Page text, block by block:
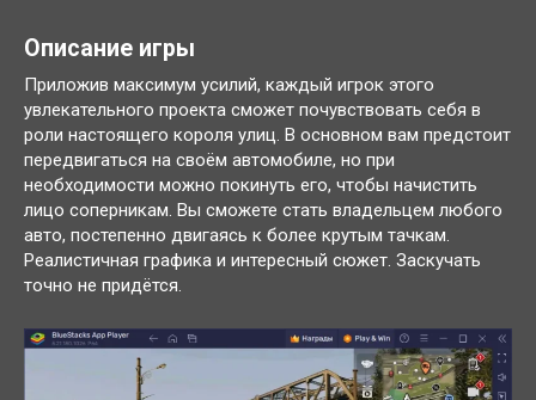
Описание игры
Приложив максимум усилий, каждый игрок этого
увлекательного проекта сможет почувствовать себя в
роли настоящего короля улиц. В основном вам предстоит
передвигаться на своём автомобиле, но при
необходимости можно покинуть его, чтобы начистить
лицо соперникам. Вы сможете стать владельцем любого
авто, постепенно двигаясь к более крутым тачкам.
Реалистичная графика и интересный сюжет. Заскучать
точно не придётся.